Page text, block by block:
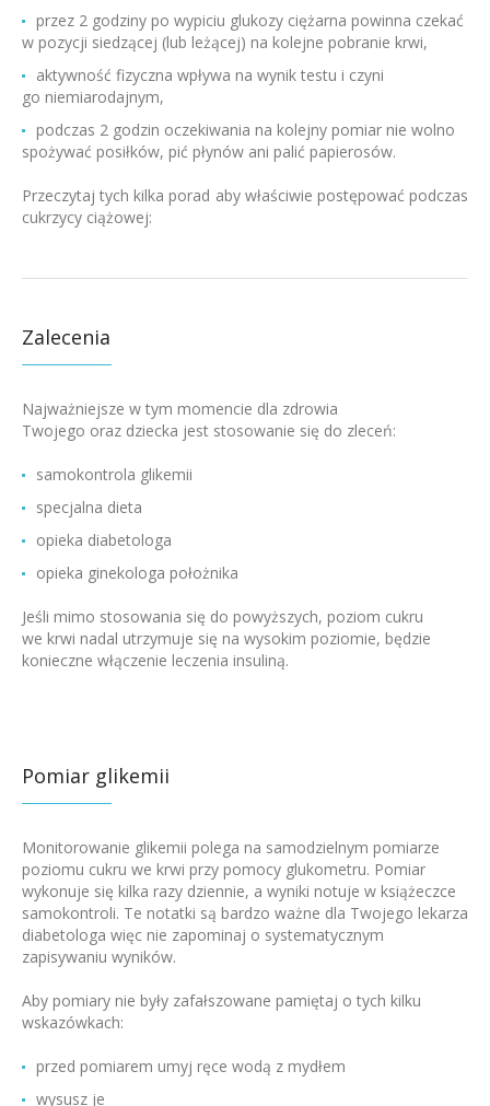
przez 2 godziny po wypiciu glukozy ciężarna powinna czekać
w pozycji siedzącej (lub leżącej) na kolejne pobranie krwi,
aktywność fizyczna wpływa na wynik testu i czyni
go niemiarodajnym,
podczas 2 godzin oczekiwania na kolejny pomiar nie wolno
spożywać posiłków, pić płynów ani palić papierosów.
Przeczytaj tych kilka porad aby właściwie postępować podczas
cukrzycy ciążowej:
Zalecenia
Najważniejsze w tym momencie dla zdrowia
Twojego oraz dziecka jest stosowanie się do zleceń:
samokontrola glikemii
specjalna dieta
opieka diabetologa
opieka ginekologa położnika
Jeśli mimo stosowania się do powyższych, poziom cukru
we krwi nadal utrzymuje się na wysokim poziomie, będzie
konieczne włączenie leczenia insuliną.
Pomiar glikemii
Monitorowanie glikemii polega na samodzielnym pomiarze
poziomu cukru we krwi przy pomocy glukometru. Pomiar
wykonuje się kilka razy dziennie, a wyniki notuje w książeczce
samokontroli. Te notatki są bardzo ważne dla Twojego lekarza
diabetologa więc nie zapominaj o systematycznym
zapisywaniu wyników.
Aby pomiary nie były zafałszowane pamiętaj o tych kilku
wskazówkach:
przed pomiarem umyj ręce wodą z mydłem
wysusz je